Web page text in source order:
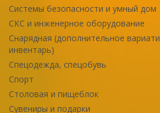
Системы безопасности и умный дом
СКС и инженерное оборудование
Снарядная (дополнительное
инвентарь)
Спецодежда, спецобувь
Спорт
Столовая и пищеблок
Сувениры и подарки